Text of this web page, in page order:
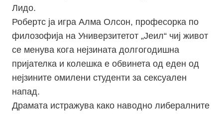
Лидо.
Робертс ја игра Алма Олсон, професорка по
филозофија на Универзитетот „Јеил“ чиј живот
се менува кога нејзината долгогодишна
пријателка и колешка е обвинета од еден од
нејзините омилени студенти за сексуален
напад.
Драмата истражува како наводно либералните